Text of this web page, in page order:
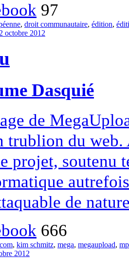
97
, droit communautaire, édition,
octobre 2012
Dasquié
de
trublion du web.
projet, soutenu
de
666
, kim schmitz, mega, megaupload,
2012